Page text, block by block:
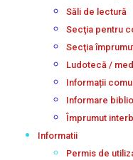
Săli de lectură
Secţia pentru
Secţia
Ludotecă /
Informații
Informare
Împrumut
Informatii
Permis de